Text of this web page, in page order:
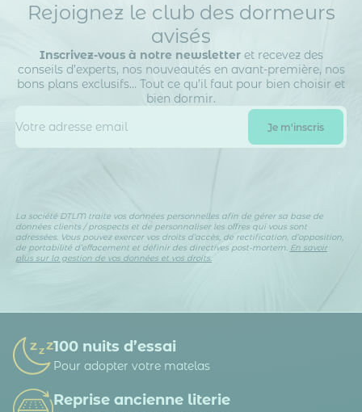
Rejoignez le club des dormeurs
avisés
Inscrivez-vous à notre newsletteret recevez des
conseils d’experts, nos nouveautés en avant-première, nos
bons plans exclusifs… Tout ce qu’il faut pour bien choisir et
bien dormir.
La société DTLM traite vos données personnelles afin de gérer sa base de
données clients / prospects et de personnaliser les offres qui vous sont
adressées. Vous pouvez exercer vos droits d’accès, de rectification, d’opposition,
de portabilité d’effacement et définir des directives post-mortem. En savoir
plus sur la gestion de vos données et vos droits.
100 nuits d’essai
Pour adopter votre matelas
Reprise ancienne literie